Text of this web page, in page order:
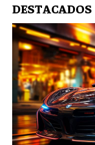
DESTACADOS